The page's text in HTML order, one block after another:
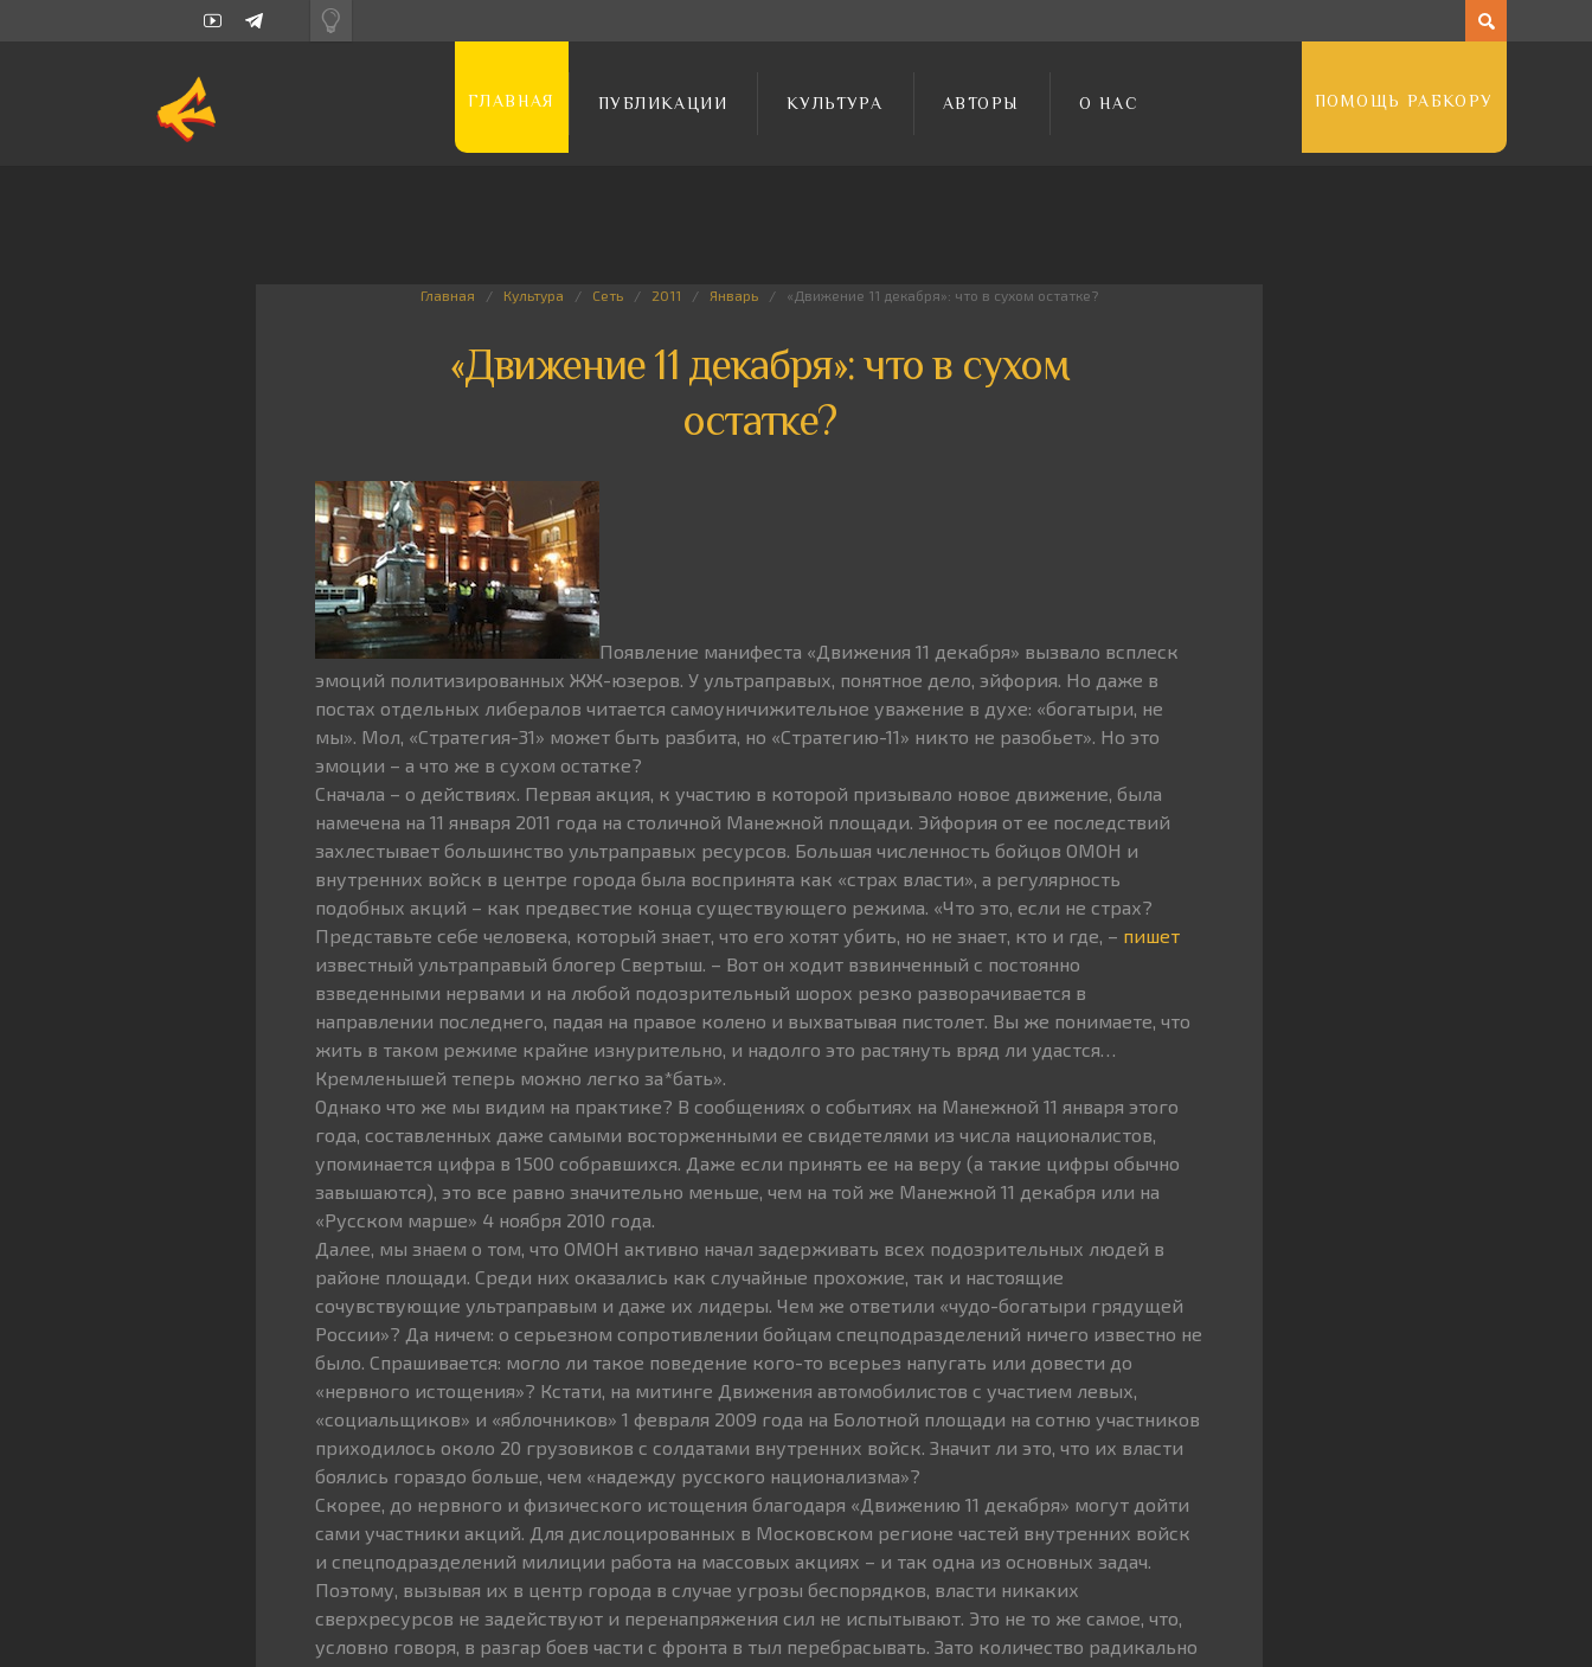
ГЛАВНАЯ ПУБЛИКАЦИИ КУЛЬТУРА АВТОРЫ О НАС ПОМОЩЬ РАБКОРУ
Главная Культура Сеть 2011 Январь «Движение 11 декабря»: что в сухом остатке?
«Движение 11 декабря»: что в сухом
остатке?
Появление манифеста «Движения 11 декабря» вызвало всплеск
эмоций политизированных ЖЖ-юзеров. У ультраправых, понятное дело, эйфория. Но даже в
постах отдельных либералов читается самоуничижительное уважение в духе: «богатыри, не
мы». Мол, «Стратегия-31» может быть разбита, но «Стратегию-11» никто не разобьет». Но это
эмоции – а что же в сухом остатке?
Сначала – о действиях. Первая акция, к участию в которой призывало новое движение, была
намечена на 11 января 2011 года на столичной Манежной площади. Эйфория от ее последствий
захлестывает большинство ультраправых ресурсов. Большая численность бойцов ОМОН и
внутренних войск в центре города была воспринята как «страх власти», а регулярность
подобных акций – как предвестие конца существующего режима. «Что это, если не страх?
Представьте себе человека, который знает, что его хотят убить, но не знает, кто и где, – пишет
известный ультраправый блогер Свертыш. – Вот он ходит взвинченный с постоянно
взведенными нервами и на любой подозрительный шорох резко разворачивается в
направлении последнего, падая на правое колено и выхватывая пистолет. Вы же понимаете, что
жить в таком режиме крайне изнурительно, и надолго это растянуть вряд ли удастся…
Кремленышей теперь можно легко за*бать».
Однако что же мы видим на практике? В сообщениях о событиях на Манежной 11 января этого
года, составленных даже самыми восторженными ее свидетелями из числа националистов,
упоминается цифра в 1500 собравшихся. Даже если принять ее на веру (а такие цифры обычно
завышаются), это все равно значительно меньше, чем на той же Манежной 11 декабря или на
«Русском марше» 4 ноября 2010 года.
Далее, мы знаем о том, что ОМОН активно начал задерживать всех подозрительных людей в
районе площади. Среди них оказались как случайные прохожие, так и настоящие
сочувствующие ультраправым и даже их лидеры. Чем же ответили «чудо-богатыри грядущей
России»? Да ничем: о серьезном сопротивлении бойцам спецподразделений ничего известно не
было. Спрашивается: могло ли такое поведение кого-то всерьез напугать или довести до
«нервного истощения»? Кстати, на митинге Движения автомобилистов с участием левых,
«социальщиков» и «яблочников» 1 февраля 2009 года на Болотной площади на сотню участников
приходилось около 20 грузовиков с солдатами внутренних войск. Значит ли это, что их власти
боялись гораздо больше, чем «надежду русского национализма»?
Скорее, до нервного и физического истощения благодаря «Движению 11 декабря» могут дойти
сами участники акций. Для дислоцированных в Московском регионе частей внутренних войск
и спецподразделений милиции работа на массовых акциях – и так одна из основных задач.
Поэтому, вызывая их в центр города в случае угрозы беспорядков, власти никаких
сверхресурсов не задействуют и перенапряжения сил не испытывают. Это не то же самое, что,
условно говоря, в разгар боев части с фронта в тыл перебрасывать. Зато количество радикально